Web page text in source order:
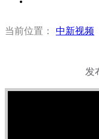
当前位置： 中新视频
发